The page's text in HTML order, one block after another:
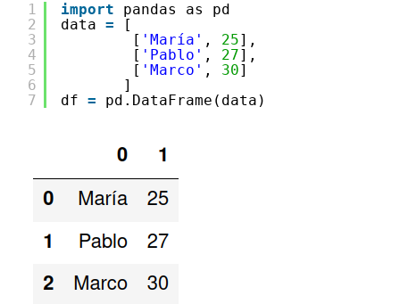
1
2
3
4
5
6
7
import
pandas as pd
data =
[
[ 'María' , 25],
[ 'Pablo' , 27],
[ 'Marco' , 30]
]
df = pd.DataFrame(data)